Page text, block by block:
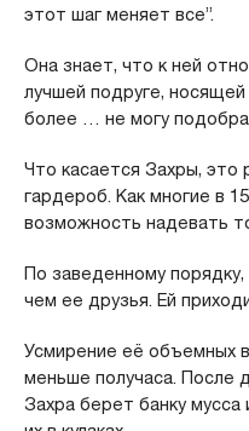
этот шаг меняет все”.
Она знает, что к ней
лучшей подруге,
более … не могу
Что касается Захры,
гардероб. Как многие в
возможность надевать
По заведенному
чем ее друзья. Ей
Усмирение её объемных
меньше получаса. После
Захра берет банку мусса